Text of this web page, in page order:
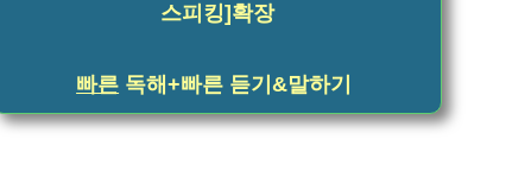
스피킹]확장
빠른 독해+빠른 듣기&말하기